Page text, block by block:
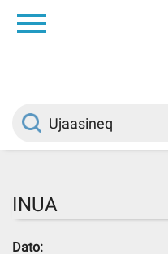
Innuttaasunut
INUA
Dato: